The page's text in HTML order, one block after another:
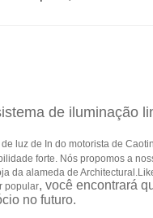
de iluminação
luz de In do motorista de
forte. Nós propomos a
da alameda de
popular, você encontrará
no futuro.